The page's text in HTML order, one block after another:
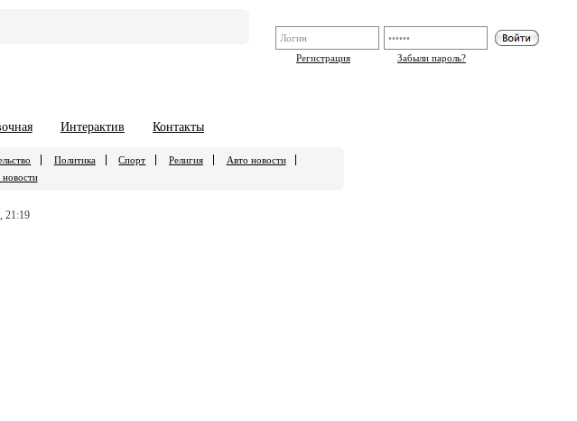
Регистрация
Забыли пароль?
Интерактив Контакты
Политика Спорт Религия
Авто новости
21:19